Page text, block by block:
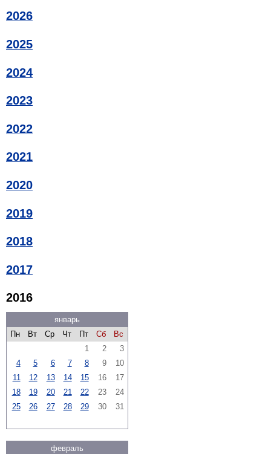
2026
2025
2024
2023
2022
2021
2020
2019
2018
2017
2016
январь
Пн
Вт Ср Чт Пт Сб
Вс
1
2
3
4
5 6 7 8 9
10
11
12 13 14 15 16
17
18
19 20 21 22 23
24
25
26 27 28 29 30 31
февраль